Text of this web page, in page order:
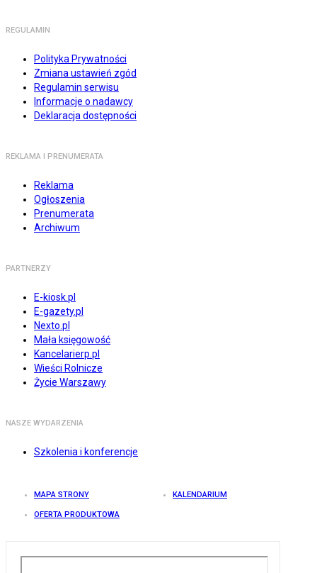
REGULAMIN
Polityka Prywatności
Zmiana ustawień zgód
Regulamin serwisu
Informacje o nadawcy
Deklaracja dostępności
REKLAMA I PRENUMERATA
Reklama
Ogłoszenia
Prenumerata
Archiwum
PARTNERZY
E-kiosk.pl
E-gazety.pl
Nexto.pl
Mała księgowość
Kancelarierp.pl
Wieści Rolnicze
Życie Warszawy
NASZE WYDARZENIA
Szkolenia i konferencje
MAPA STRONY KALENDARIUM
OFERTA PRODUKTOWA